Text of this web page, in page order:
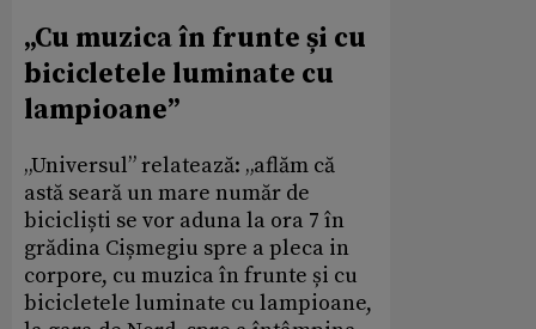
„Cu muzica în frunte și cu
bicicletele luminate cu
lampioane”
„Universul” relatează: „aflăm că
astă seară un mare număr de
bicicliști se vor aduna la ora 7 în
grădina Cișmegiu spre a pleca in
corpore, cu muzica în frunte și cu
bicicletele luminate cu lampioane,